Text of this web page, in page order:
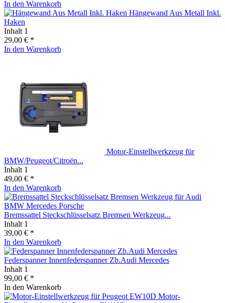
In den Warenkorb
Hängewand Aus Metall Inkl.
Haken
Inhalt 1
29,00 € *
In den Warenkorb
Motor-Einstellwerkzeug für
BMW/Peugeot/Citroën...
Inhalt 1
49,00 € *
In den Warenkorb
Bremssattel Steckschlüsselsatz Bremsen Werkzeug...
Inhalt 1
39,00 € *
In den Warenkorb
Federspanner Innenfederspanner Zb.Audi Mercedes
Inhalt 1
99,00 € *
In den Warenkorb
Motor-